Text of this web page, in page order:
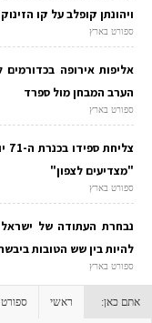
ויהונתן קופלב על קו הזינוק
ספורט בארץ
הערב המבחן מול ספרד
ספורט בארץ
"מצדיעים לצפון"
ספורט בארץ
נבחרת העתודה של ישראל
להיות בין שש הטובות
ספורט בארץ
אתם כאן: ראשי ספורט